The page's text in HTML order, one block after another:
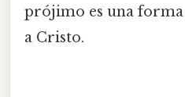
prójimo es una
a Cristo.